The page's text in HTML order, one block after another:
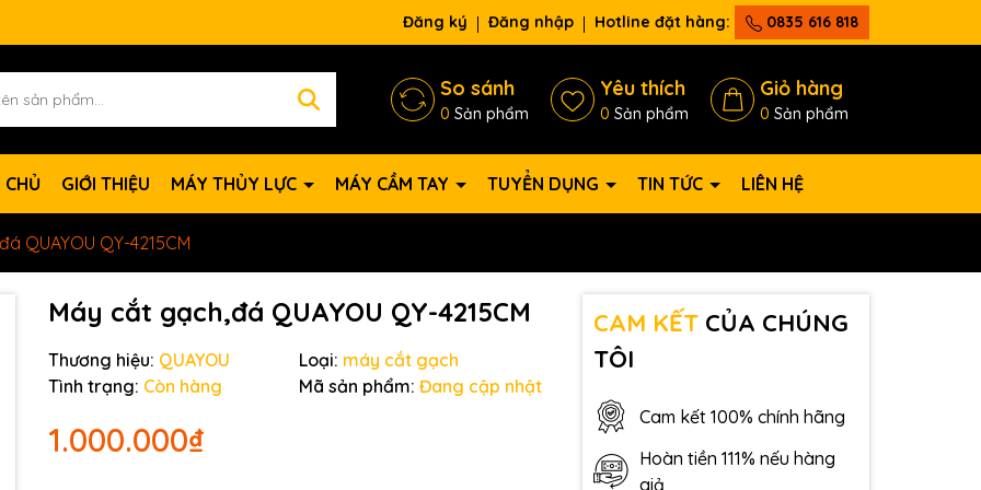
Đăng ký Đăng nhập Hotline đặt hàng: 0835 616 818
So sánh
0 Sản phẩm
Yêu thích
0 Sản phẩm
Giỏ hàng
0 Sản phẩm
GIỚI THIỆU MÁY THỦY LỰC MÁY CẦM TAY TUYỂN DỤNG TIN TỨC LIÊN HỆ
QUAYOU QY-4215CM
Máy cắt gạch,đá QUAYOU QY-4215CM
Thương hiệu: QUAYOU Loại: máy cắt gạch
Tình trạng: Còn hàng Mã sản phẩm: Đang cập nhật
1.000.000₫
CAM KẾTCỦA CHÚNG
TÔI
Cam kết 100% chính hãng
Hoàn tiền 111% nếu hàng
giả